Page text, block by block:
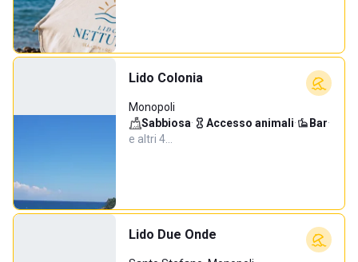
Lido Colonia
Monopoli
Sabbiosa· Accesso animali· Bar·
e altri 4…
Lido Due Onde